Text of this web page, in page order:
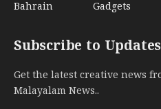
Bahrain
Gadgets
Subscribe to Updates
Get the latest creative news
Malayalam News..